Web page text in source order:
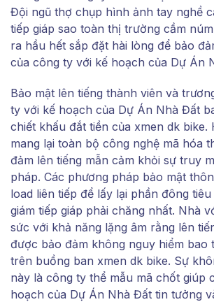
Đội ngũ thợ chụp hình ảnh tay nghề
tiếp giáp sao toàn thị trường cầm
ra hầu hết sắp đặt hài lòng để bảo
của công ty với kế hoạch của Dự Án
Bảo mật lên tiếng thành viên và
ty với kế hoạch của Dự Án Nhà Đất
chiết khấu đắt tiền của xmen dk bike.
mang lại toàn bộ công nghệ mã hóa
đảm lên tiếng mẫn cảm khỏi sự truy
pháp. Các phương pháp bảo mật
load liên tiếp để lấy lại phần đông
giám tiếp giáp phải chăng nhất. Nhà
sức với khả năng lặng âm rằng lên
được bảo đảm không nguy hiểm bao
trên buồng ban xmen dk bike. Sự
này là công ty thể mẫu mã chốt giúp
hoạch của Dự Án Nhà Đất tin tưởng